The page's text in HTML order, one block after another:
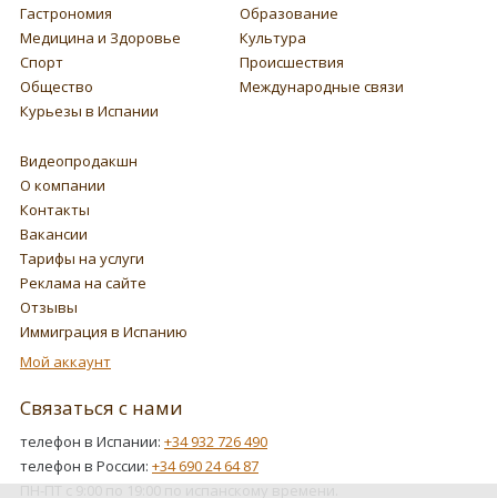
Гастрономия
Образование
Медицина и Здоровье
Культура
Спорт
Происшествия
Общество
Международные связи
Курьезы в Испании
Видеопродакшн
О компании
Контакты
Вакансии
Тарифы на услуги
Реклама на сайте
Отзывы
Иммиграция в Испанию
Мой аккаунт
Связаться с нами
телефон в Испании: +34 932 726 490
телефон в России: +34 690 24 64 87
ПН-ПТ с 9:00 по 19:00 по испанскому времени.